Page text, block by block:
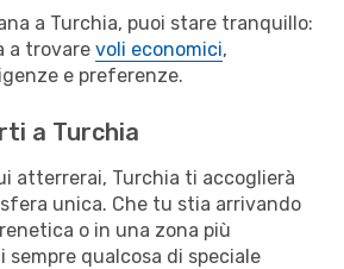
a Turchia, puoi stare tranquillo:
a trovare voli economici,
e preferenze.
a Turchia
atterrerai, Turchia ti accoglierà
unica. Che tu stia arrivando
o in una zona più
qualcosa di speciale